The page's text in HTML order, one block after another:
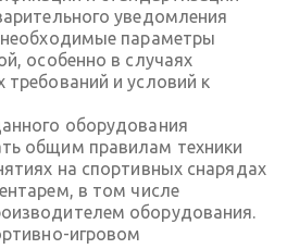
уведомления
необходимые параметры
особенно в случаях
требований и условий к
оборудования
общим правилам техники
на спортивных снарядах
в том числе
оборудования.
игровом